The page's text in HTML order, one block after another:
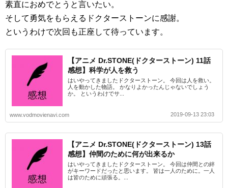
素直におめでとうと言いたい。
そして勇気をもらえるドクターストーンに感謝。
というわけで次回も正座して待っています。
【アニメ Dr.STONE(ドクターストーン) 11話
感想】科学が人を救う
はいやってきましたドクターストーン。 今回は人を救い。
人を動かした物語。 かなりよかったんじゃないでしょう
か。 というわけでサ...
www.vodmovienavi.com 2019-09-13 23:03
【アニメ Dr.STONE(ドクターストーン) 13話
感想】仲間のために何が出来るか
はいやってきましたドクターストーン。 今回は仲間との絆
がキーワードだったと思います。 皆は一人のために。一人
は皆のために頑張る。...